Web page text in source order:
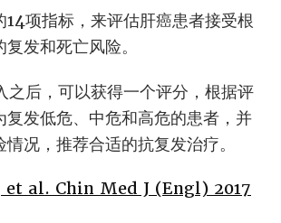
14项指标，来评估肝癌患者接受根
发和死亡风险。
之后，可以获得一个评分，根据评
复发低危、中危和高危的患者，并
况，推荐合适的抗复发治疗。
et al. Chin Med J (Engl) 2017